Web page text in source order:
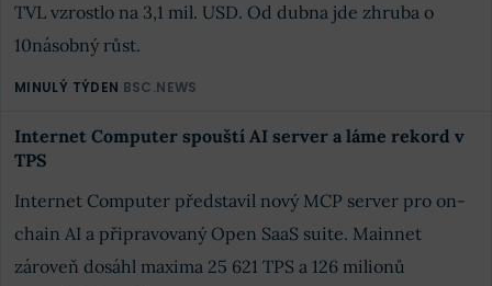
TVL vzrostlo na 3,1 mil. USD. Od dubna jde zhruba o
10násobný růst.
MINULÝ TÝDEN BSC.NEWS
Internet Computer spouští AI server a láme rekord v
TPS
Internet Computer představil nový MCP server pro on-
chain AI a připravovaný Open SaaS suite. Mainnet
zároveň dosáhl maxima 25 621 TPS a 126 milionů